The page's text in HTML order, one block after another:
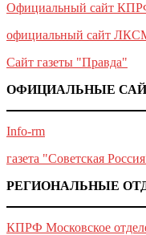
Официальный сайт
официальный сайт
Сайт газеты "Правда"
ОФИЦИАЛЬНЫЕ
Info-rm
газета "Советская
РЕГИОНАЛЬНЫЕ
КПРФ Московское